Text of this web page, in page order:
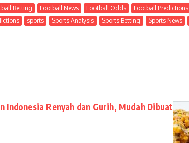
Betting Football News Football Odds Football Predictions
sports Sports Analysis Sports Betting Sports News
Indonesia Renyah dan Gurih, Mudah Dibuat